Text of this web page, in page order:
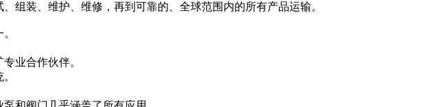
装、维护、维修，再到可靠的、全球范围内的所有产品运输。
业合作伙伴。